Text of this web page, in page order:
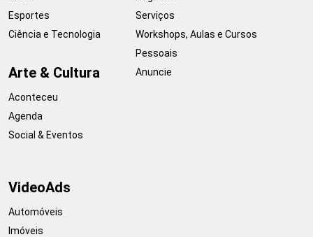
Esportes
Ciência e Tecnologia
Arte & Cultura
Aconteceu
Agenda
Social & Eventos
Serviços
Workshops, Aulas e Cursos
Pessoais
Anuncie
VideoAds
Automóveis
Imóveis